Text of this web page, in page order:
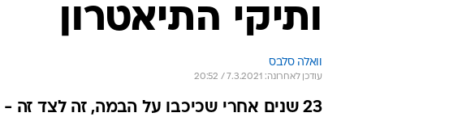
ותיקי התיאטרון
וואלה סלבס
עודכן לאחרונה: 7.3.2021 / 20:52
23 שנים אחרי שכיכבו על הבמה, זה לצד זה